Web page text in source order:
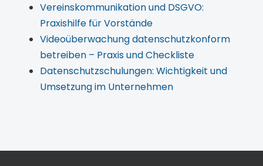
Vereinskommunikation und DSGVO:
Praxishilfe für Vorstände
Videoüberwachung datenschutzkonform
betreiben – Praxis und Checkliste
Datenschutzschulungen: Wichtigkeit und
Umsetzung im Unternehmen